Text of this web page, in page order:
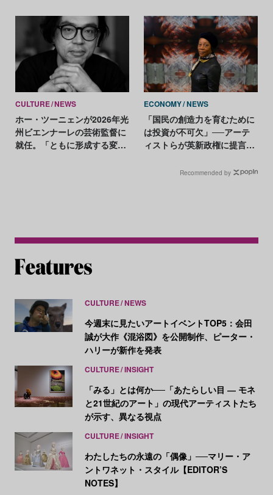
CULTURE NEWS
ホー・ツーニェンが2026年光
州ビエンナーレの芸術監督に
就任。「ともに形成する変化
ECONOMY NEWS
「国民の創造力を育むために
は投資が不可欠」──アーテ
ィストらが英新政権に提言書
Recommended by
CULTURE NEWS
今週末に見たいアートイベントTOP5：会田
誠が大作《混浴図》を公開制作、ピーター・
ハリーが新作を発表
CULTURE INSIGHT
「みる」とは何か──「あたらしい目 ― モネ
と21世紀のアート」の現代アーティストたち
が示す、異なる視点
CULTURE INSIGHT
わたしたちの永遠の「偶像」──マリー・ア
ントワネット・スタイル【EDITOR’S
NOTES】